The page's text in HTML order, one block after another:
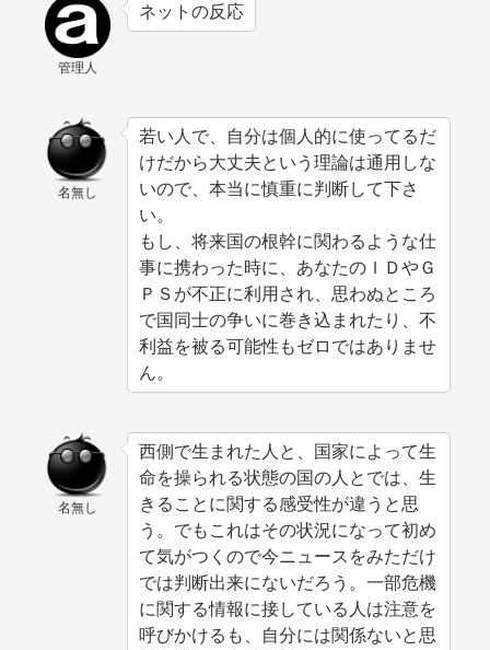
管理人
ネットの反応
名無し
若い人で、自分は個人的に使ってるだ
けだから大丈夫という理論は通用しな
いので、本当に慎重に判断して下さ
い。
もし、将来国の根幹に関わるような仕
事に携わった時に、あなたのＩＤやＧ
ＰＳが不正に利用され、思わぬところ
で国同士の争いに巻き込まれたり、不
利益を被る可能性もゼロではありませ
ん。
名無し
西側で生まれた人と、国家によって生
命を操られる状態の国の人とでは、生
きることに関する感受性が違うと思
う。でもこれはその状況になって初め
て気がつくので今ニュースをみただけ
では判断出来にないだろう。一部危機
に関する情報に接している人は注意を
呼びかけるも、自分には関係ないと思